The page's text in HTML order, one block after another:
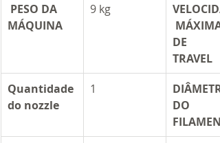
MÁQUINA
9 kg
MÁXIMA
DE
Quantidade
do nozzle
​1
DO